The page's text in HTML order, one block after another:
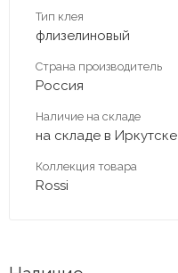
Тип клея
флизелиновый
Страна производитель
Россия
Наличие на складе
на складе в Иркутске
Коллекция товара
Rossi